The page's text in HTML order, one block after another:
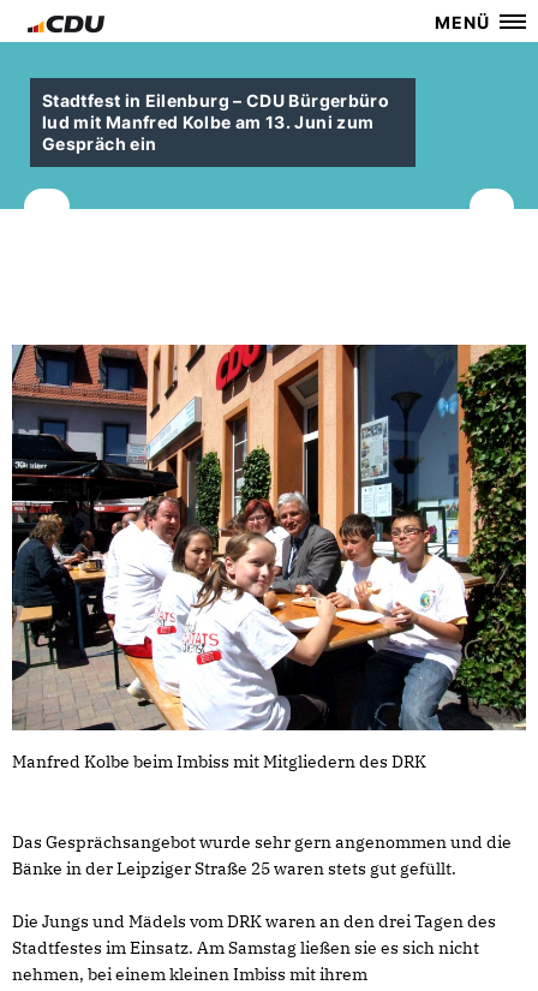
MENÜ
Stadtfest in Eilenburg – CDU Bürgerbüro
lud mit Manfred Kolbe am 13. Juni zum
Gespräch ein
Manfred Kolbe beim Imbiss mit Mitgliedern des DRK
Das Gesprächsangebot wurde sehr gern angenommen und die
Bänke in der Leipziger Straße 25 waren stets gut gefüllt.
Die Jungs und Mädels vom DRK waren an den drei Tagen des
Stadtfestes im Einsatz. Am Samstag ließen sie es sich nicht
nehmen, bei einem kleinen Imbiss mit ihrem